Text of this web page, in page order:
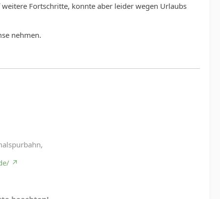
Fortschritte, konnte aber leider wegen Urlaubs
nehmen.